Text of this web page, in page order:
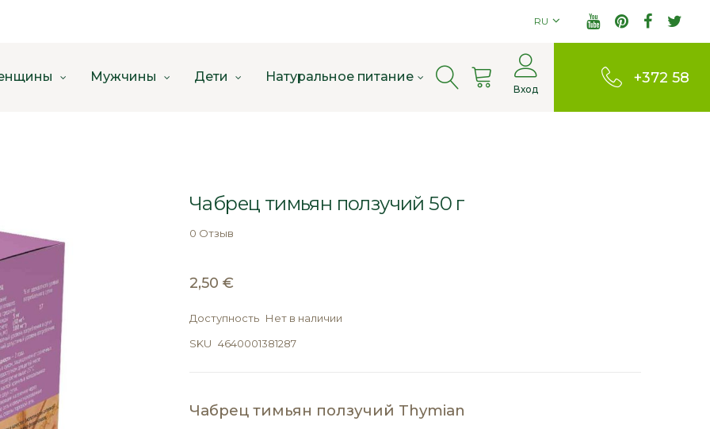
RU
Мужчины Дети Натуральное питание Cart
Вход
+372 58
Чабрец тимьян ползучий 50 г
0 Отзыв
2,50 €
Доступность Нет в наличии
SKU 4640001381287
Чабрец тимьян ползучий Thymian